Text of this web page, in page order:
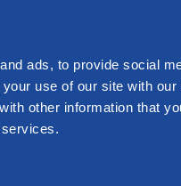
ads, to provide social
use of our site with
other information that